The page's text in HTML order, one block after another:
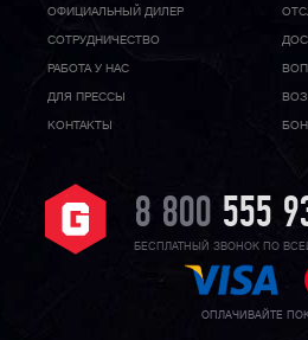
ОФИЦИАЛЬНЫЙ ДИЛЕР
CОТРУДНИЧЕСТВО
РАБОТА У НАС
ДЛЯ ПРЕССЫ
КОНТАКТЫ
8 800 555
БЕСПЛАТНЫЙ ЗВОНОК ПО
ОПЛАЧИВАЙТЕ